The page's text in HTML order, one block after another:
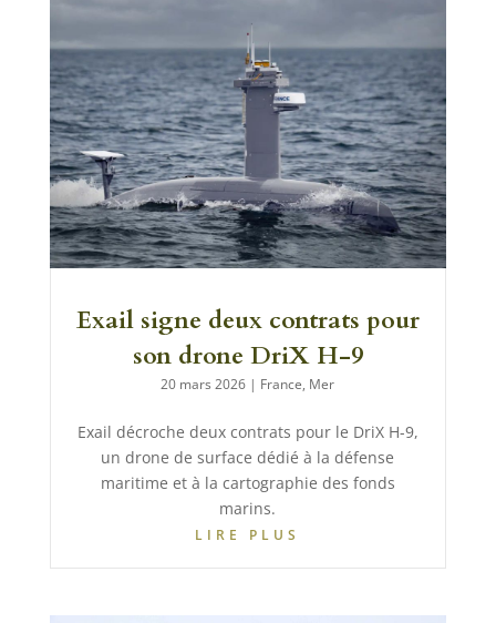
Exail signe deux contrats pour
son drone DriX H-9
20 mars 2026 | France, Mer
Exail décroche deux contrats pour le DriX H-9,
un drone de surface dédié à la défense
maritime et à la cartographie des fonds
marins.
LIRE PLUS